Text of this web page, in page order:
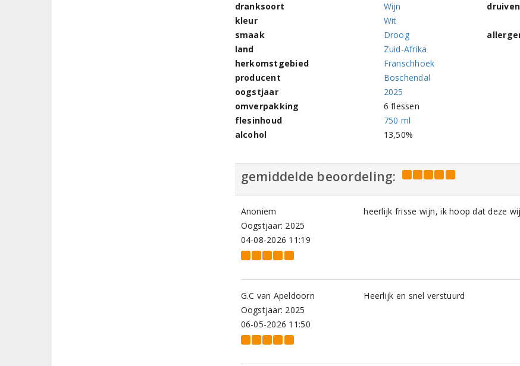
dranksoort
Wijn
kleur
Wit
smaak
Droog
land
Zuid-Afrika
herkomstgebied
Franschhoek
producent
Boschendal
oogstjaar
2025
omverpakking
6 flessen
flesinhoud
750 ml
alcohol
13,50%
gemiddelde beoordeling:
Anoniem
Oogstjaar: 2025
04-08-2026 11:19
heerlijk frisse wijn, ik hoop dat deze
G.C van Apeldoorn
Oogstjaar: 2025
06-05-2026 11:50
Heerlijk en snel verstuurd